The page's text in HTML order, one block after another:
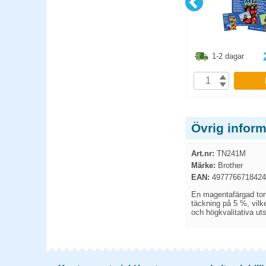
1-2 dagar
Övrig
Art.nr: TN241M
Märke: Brother
EAN: 4977766718424
En magentafärgad
täckning på 5 %,
och högkvalitativa